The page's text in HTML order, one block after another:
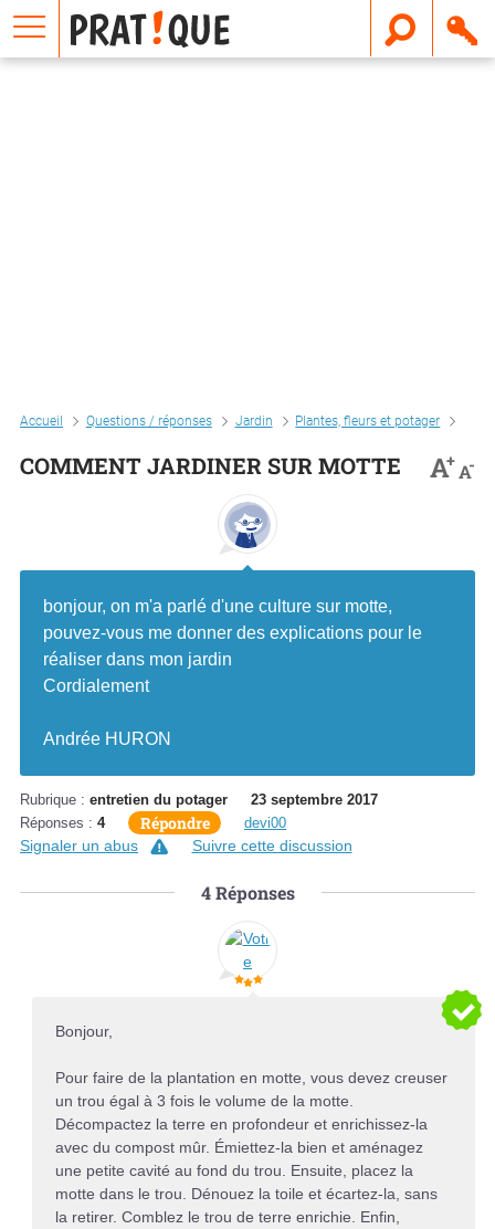
Accueil Questions / réponses Jardin Plantes, fleurs et potager
COMMENT JARDINER SUR MOTTE A+A-
bonjour, on m'a parlé d'une culture sur motte,
pouvez-vous me donner des explications pour le
réaliser dans mon jardin
Cordialement
Andrée HURON
Rubrique : entretien du potager
23 septembre 2017
Réponses : 4 Répondre devi00
Signaler un abus Suivre cette discussion
4Réponses
Bonjour,
Pour faire de la plantation en motte, vous devez creuser
un trou égal à 3 fois le volume de la motte.
Décompactez la terre en profondeur et enrichissez-la
avec du compost mûr. Émiettez-la bien et aménagez
une petite cavité au fond du trou. Ensuite, placez la
motte dans le trou. Dénouez la toile et écartez-la, sans
la retirer. Comblez le trou de terre enrichie. Enfin,
E
m
a